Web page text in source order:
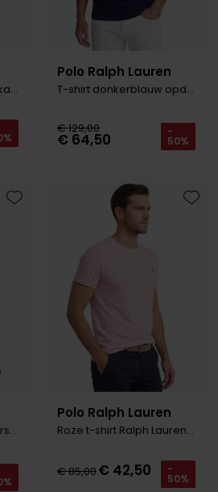
classic fit t-shirt blauw katoen
Polo Ralph Lauren
T-shirt donkerblauw opdruk
€ 129,00
€ 64,50 -
50%
t-shirt donkerblauw borstzak B&T
Toevoegen aan favorieten
Polo Ralph Lauren
Roze t-shirt Ralph Lauren Custom Slim Fit
€ 85,00€ 42,50 -
50%